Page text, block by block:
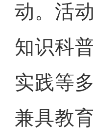
动。活
知识科
实践等
兼具教